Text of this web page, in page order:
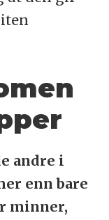
andre i
enn bare
minner,